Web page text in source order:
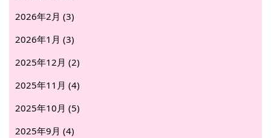
2026年2月 (3)
2026年1月 (3)
2025年12月 (2)
2025年11月 (4)
2025年10月 (5)
2025年9月 (4)